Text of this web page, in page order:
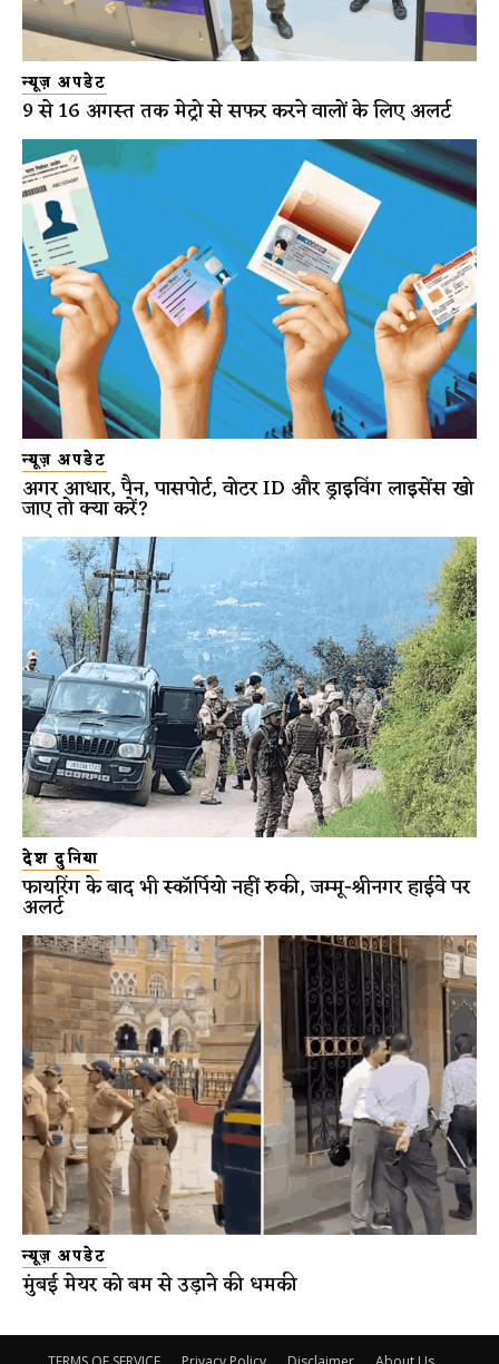
न्यूज़ अपडेट
9 से 16 अगस्त तक मेट्रो से सफर करने वालों के लिए अलर्ट
न्यूज़ अपडेट
अगर आधार, पैन, पासपोर्ट, वोटर ID और ड्राइविंग लाइसेंस खो
जाए तो क्या करें?
देश दुनिया
फायरिंग के बाद भी स्कॉर्पियो नहीं रुकी, जम्मू-श्रीनगर हाईवे पर
अलर्ट
न्यूज़ अपडेट
मुंबई मेयर को बम से उड़ाने की धमकी